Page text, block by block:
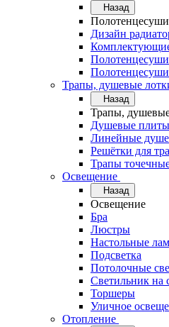
Назад
Дизайн
Трапы, душевые
Назад
Трапы,
Душевые плиты
Линейные
Решётки для
Трапы
Освещение
Назад
Освещение
Бра
Люстры
Настольные
Подсветка
Потолочные
Светильник на
Торшеры
Уличное
Отопление